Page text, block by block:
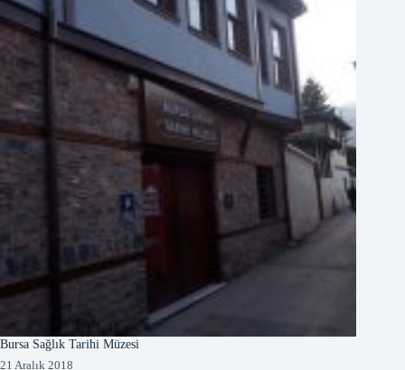
Bursa Sağlık Tarihi Müzesi
21 Aralık 2018